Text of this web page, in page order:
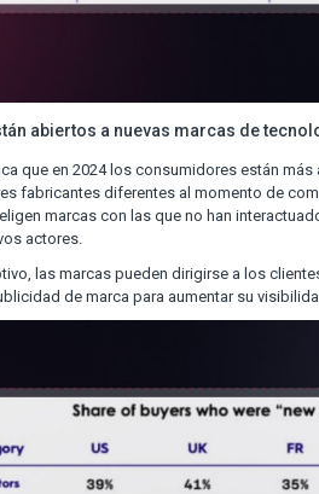
abiertos a nuevas marcas de
que en 2024 los consumidores están
fabricantes diferentes al momento de
marcas con las que no han
actores.
las marcas pueden dirigirse a los
de marca para aumentar su